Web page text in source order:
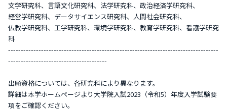
文学研究科、言語文化研究科、法学研究科、政治経済学研究科、
経営学研究科、データサイエンス研究科、人間社会研究科、
仏教学研究科、工学研究科、環境学研究科、教育学研究科、看護学研究
科
-----------------------------------------------------------------------------------
---------------------------------------
出願資格については、各研究科により異なります。
詳細は本学ホームページより大学院入試2023（令和5）年度入学試験要
項をご確認ください。